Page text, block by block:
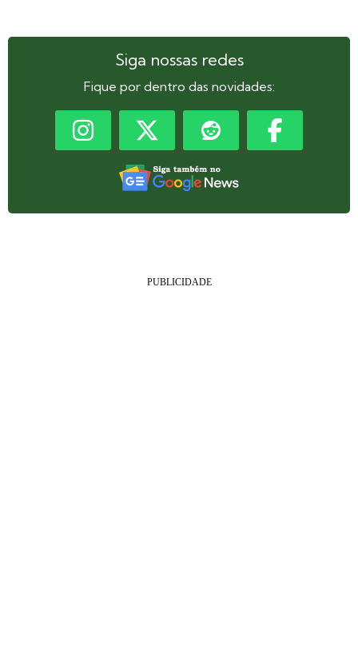
Siga nossas redes
Fique por dentro das novidades: